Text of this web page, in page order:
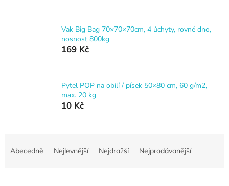
Vak Big Bag 70×70×70cm, 4 úchyty, rovné dno,
nosnost 800kg
169 Kč
Pytel POP na obilí / písek 50×80 cm, 60 g/m2,
max. 20 kg
10 Kč
Abecedně Nejlevnější Nejdražší Nejprodávanější